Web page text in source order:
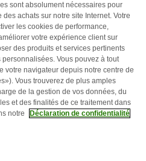
sont absolument nécessaires pour
achats sur notre site Internet. Votre
les cookies de performance,
votre expérience client sur
des produits et services pertinents
Vous pouvez à tout
votre navigateur depuis notre centre de
Vous trouverez de plus amples
de la gestion de vos données, du
et des finalités de ce traitement dans
notre
Déclaration de confidentialité